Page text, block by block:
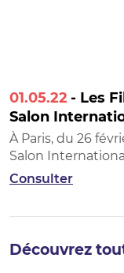
01.05.22 - Les
Salon
À Paris, du 26
Salon
Consulter
Découvrez